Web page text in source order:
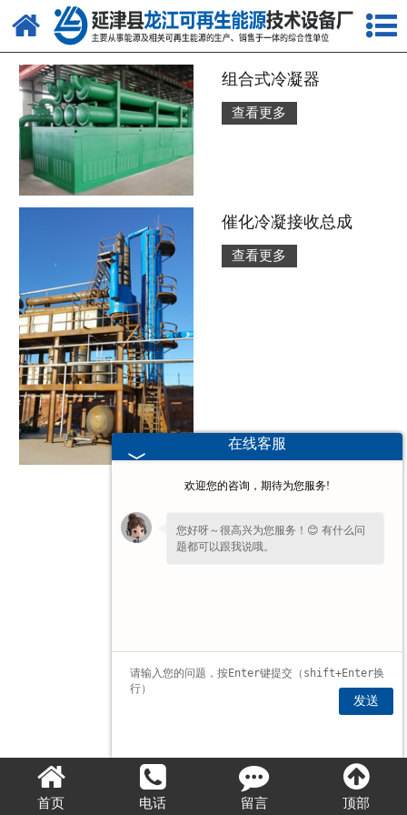
网站首页
关于我们
产品中心
视频中心
组合式冷凝器
查看更多
催化冷凝接收总成
查看更多
首页 电话 留言 顶部
在线客服
欢迎您的咨询，期待为您服务!
您好呀～很高兴为您服务！😊 有什么问
题都可以跟我说哦。
发送